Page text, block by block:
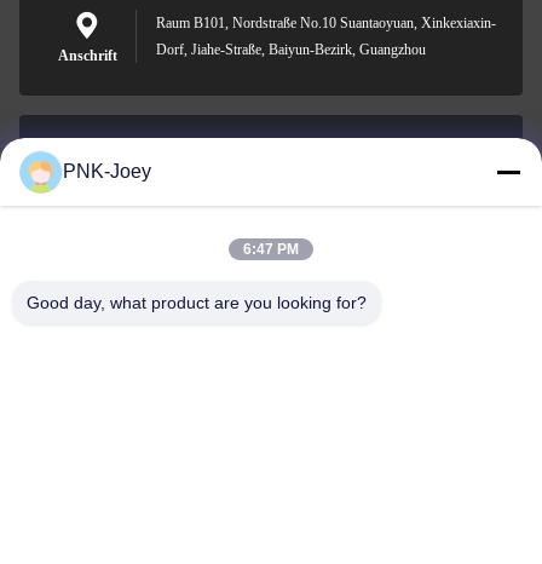
Anschrift
Raum B101, Nordstraße No.10 Suantaoyuan, Xinkexiaxin-
Dorf, Jiahe-Straße, Baiyun-Bezirk, Guangzhou
E-Mail-Adresse
008613580404923
PNK-Joey
6:47 PM
Good day, what product are you looking for?